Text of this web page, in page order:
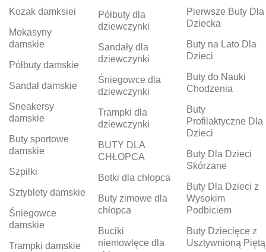
Kozak damksiei
Mokasyny
damskie
Półbuty damskie
Sandał damskie
Sneakersy
damskie
Buty sportowe
damskie
Szpilki
Sztyblety damskie
Śniegowce
damskie
Trampki damskie
Półbuty dla
dziewczynki
Sandały dla
dziewczynki
Śniegowce dla
dziewczynki
Trampki dla
dziewczynki
BUTY DLA
CHŁOPCA
Botki dla chłopca
Buty zimowe dla
chłopca
Buciki
niemowlęce dla
Pierwsze Buty Dla
Dziecka
Buty na Lato Dla
Dzieci
Buty do Nauki
Chodzenia
Buty
Profilaktyczne Dla
Dzieci
Buty Dla Dzieci
Skórzane
Buty Dla Dzieci z
Wysokim
Podbiciem
Buty Dziecięce z
Usztywnioną Piętą